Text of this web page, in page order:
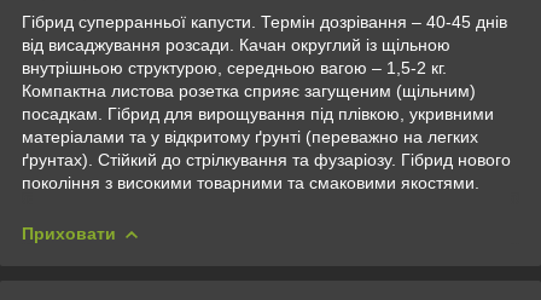
Гібрид суперранньої капусти. Термін дозрівання – 40-45 днів
від висаджування розсади. Качан округлий із щільною
внутрішньою структурою, середньою вагою – 1,5-2 кг.
Компактна листова розетка сприяє загущеним (щільним)
посадкам. Гібрид для вирощування під плівкою, укривними
матеріалами та у відкритому ґрунті (переважно на легких
ґрунтах). Стійкий до стрілкування та фузаріозу. Гібрид нового
покоління з високими товарними та смаковими якостями.
Приховати